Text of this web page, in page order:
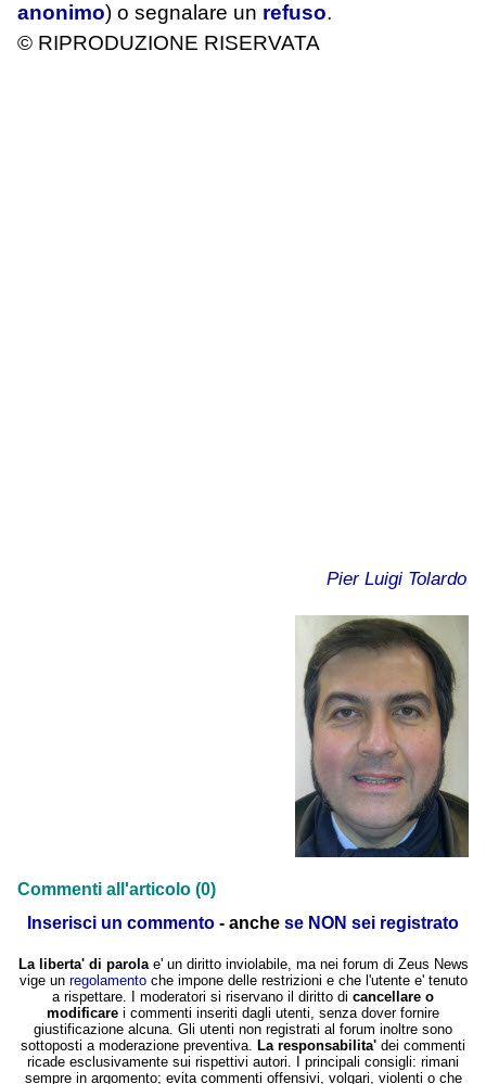
anonimo) o segnalare un refuso.
© RIPRODUZIONE RISERVATA
Pier Luigi Tolardo
Commenti all'articolo (0)
Inserisci un commento - anche se NON sei registrato
La liberta' di parolae' un diritto inviolabile, ma nei forum di Zeus News
vige un regolamentoche impone delle restrizioni e che l'utente e' tenuto
a rispettare. I moderatori si riservano il diritto di cancellare o
modificare i commenti inseriti dagli utenti, senza dover fornire
giustificazione alcuna. Gli utenti non registrati al forum inoltre sono
sottoposti a moderazione preventiva. La responsabilita' dei commenti
ricade esclusivamente sui rispettivi autori. I principali consigli: rimani
sempre in argomento; evita commenti offensivi, volgari, violenti o che